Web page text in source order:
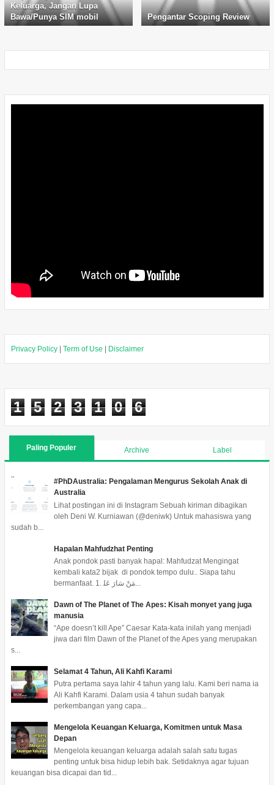
Keluarga, Jangan Lupa
Bawa/Punya SIM mobil
Pengantar Scoping Review
Privacy Policy| Term of Use Disclaimer
1 5 2 3 1 0 6
Paling Populer Archive Label
#PhDAustralia: Pengalaman Mengurus Sekolah Anak di
Australia
Lihat postingan ini di Instagram Sebuah kiriman dibagikan
oleh Deni W. Kurniawan (@deniwk) Untuk mahasiswa yang
sudah b...
Hapalan Mahfudzhat Penting
Anak pondok pasti banyak hapal: Mahfudzat Mengingat
kembali kata2 bijak di pondok tempo dulu.. Siapa tahu
bermanfaat. 1. ﻣَﻦْ ﺳَﺎﺭَ ﻋَﻠ...
Dawn of The Planet of The Apes: Kisah monyet yang juga
manusia
“Ape doesn’t kill Ape” Caesar Kata-kata inilah yang menjadi
jiwa dari film Dawn of the Planet of the Apes yang merupakan
s...
Selamat 4 Tahun, Ali Kahfi Karami
Putra pertama saya lahir 4 tahun yang lalu. Kami beri nama ia
Ali Kahfi Karami. Dalam usia 4 tahun sudah banyak
perkembangan yang capa...
Mengelola Keuangan Keluarga, Komitmen untuk Masa
Depan
Mengelola keuangan keluarga adalah salah satu tugas
penting untuk bisa hidup lebih bak. Setidaknya agar tujuan
keuangan bisa dicapai dan tid...